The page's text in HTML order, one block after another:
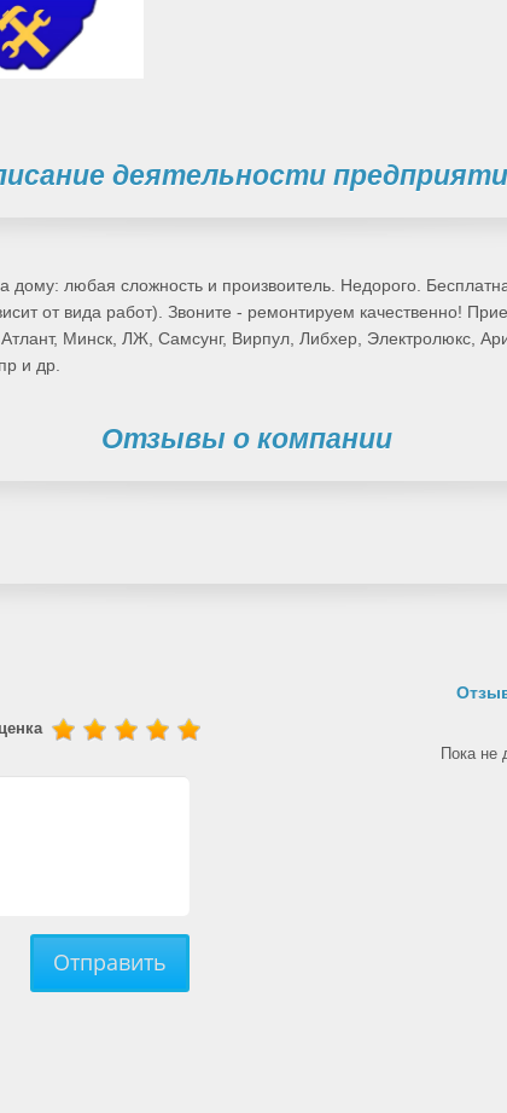
деятельности
дому: любая сложность и произвоитель. Недорого.
от вида работ). Звоните - ремонтируем качественно!
Минск, ЛЖ, Самсунг, Вирпул, Либхер, Электролюкс,
и др.
Отзывы о компании
Отправить
Пока не